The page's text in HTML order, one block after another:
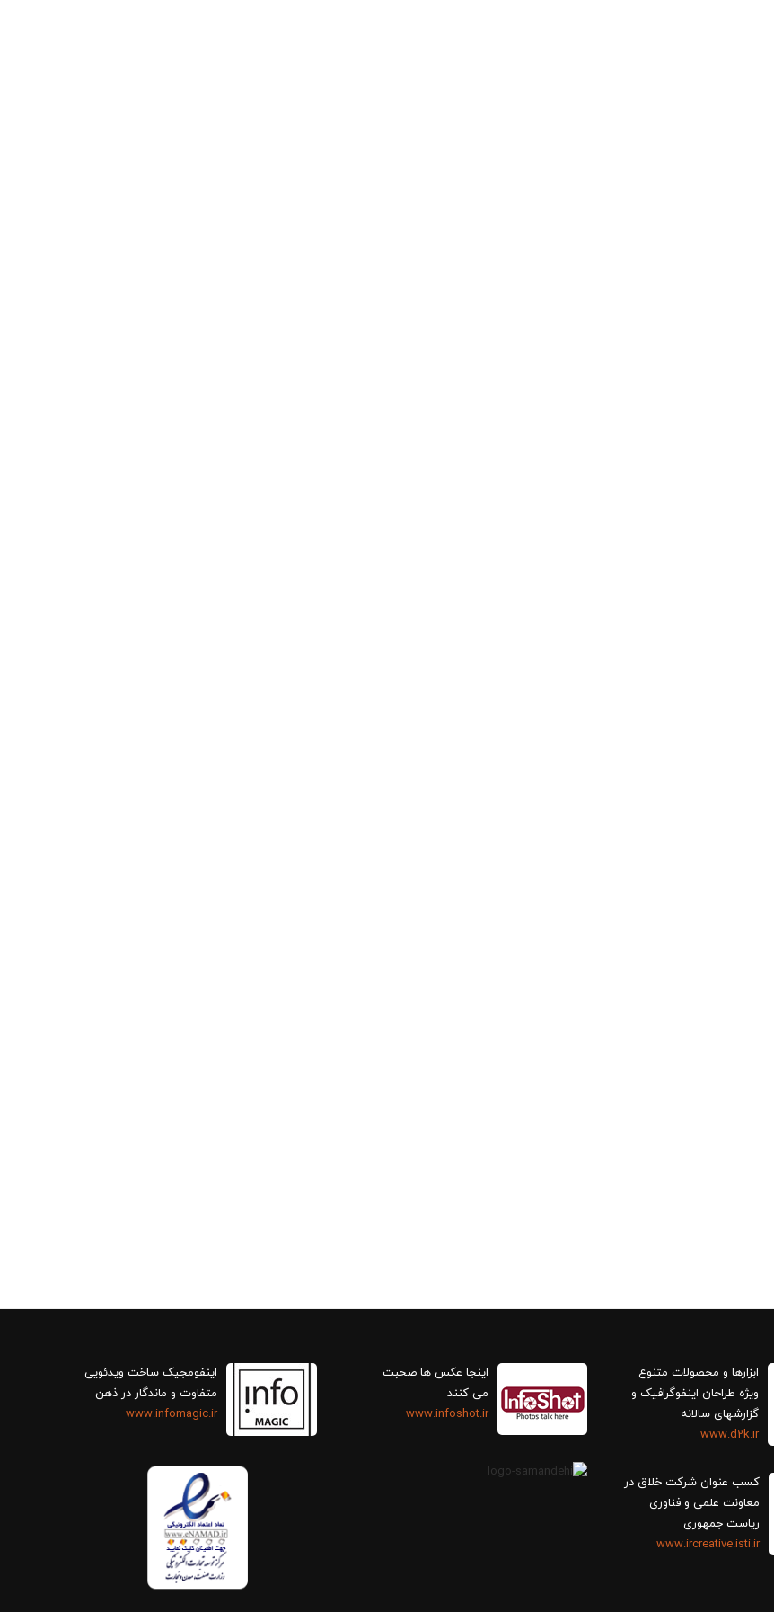
ابزارها و محصولات متنوع
ویژه طراحان اینفوگرافیک و
گزارش‎های سالانه
www.d2k.ir
کسب عنوان شرکت خلاق در
معاونت علمی و فناوری
ریاست جمهوری
www.ircreative.isti.ir
اینجا عکس ها صحبت
می کنند
www.infoshot.ir
اینفومجیک ساخت ویدئویی
متفاوت و ماندگار در ذهن
www.infomagic.ir